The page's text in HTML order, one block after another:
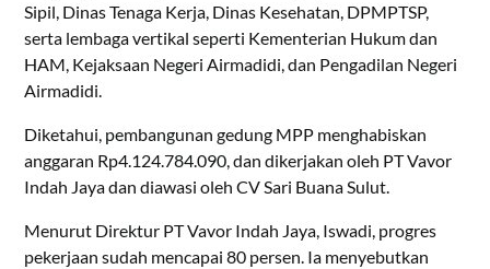
Sipil, Dinas Tenaga Kerja, Dinas Kesehatan, DPMPTSP,
serta lembaga vertikal seperti Kementerian Hukum dan
HAM, Kejaksaan Negeri Airmadidi, dan Pengadilan Negeri
Airmadidi.
Diketahui, pembangunan gedung MPP menghabiskan
anggaran Rp4.124.784.090, dan dikerjakan oleh PT Vavor
Indah Jaya dan diawasi oleh CV Sari Buana Sulut.
Menurut Direktur PT Vavor Indah Jaya, Iswadi, progres
pekerjaan sudah mencapai 80 persen. Ia menyebutkan